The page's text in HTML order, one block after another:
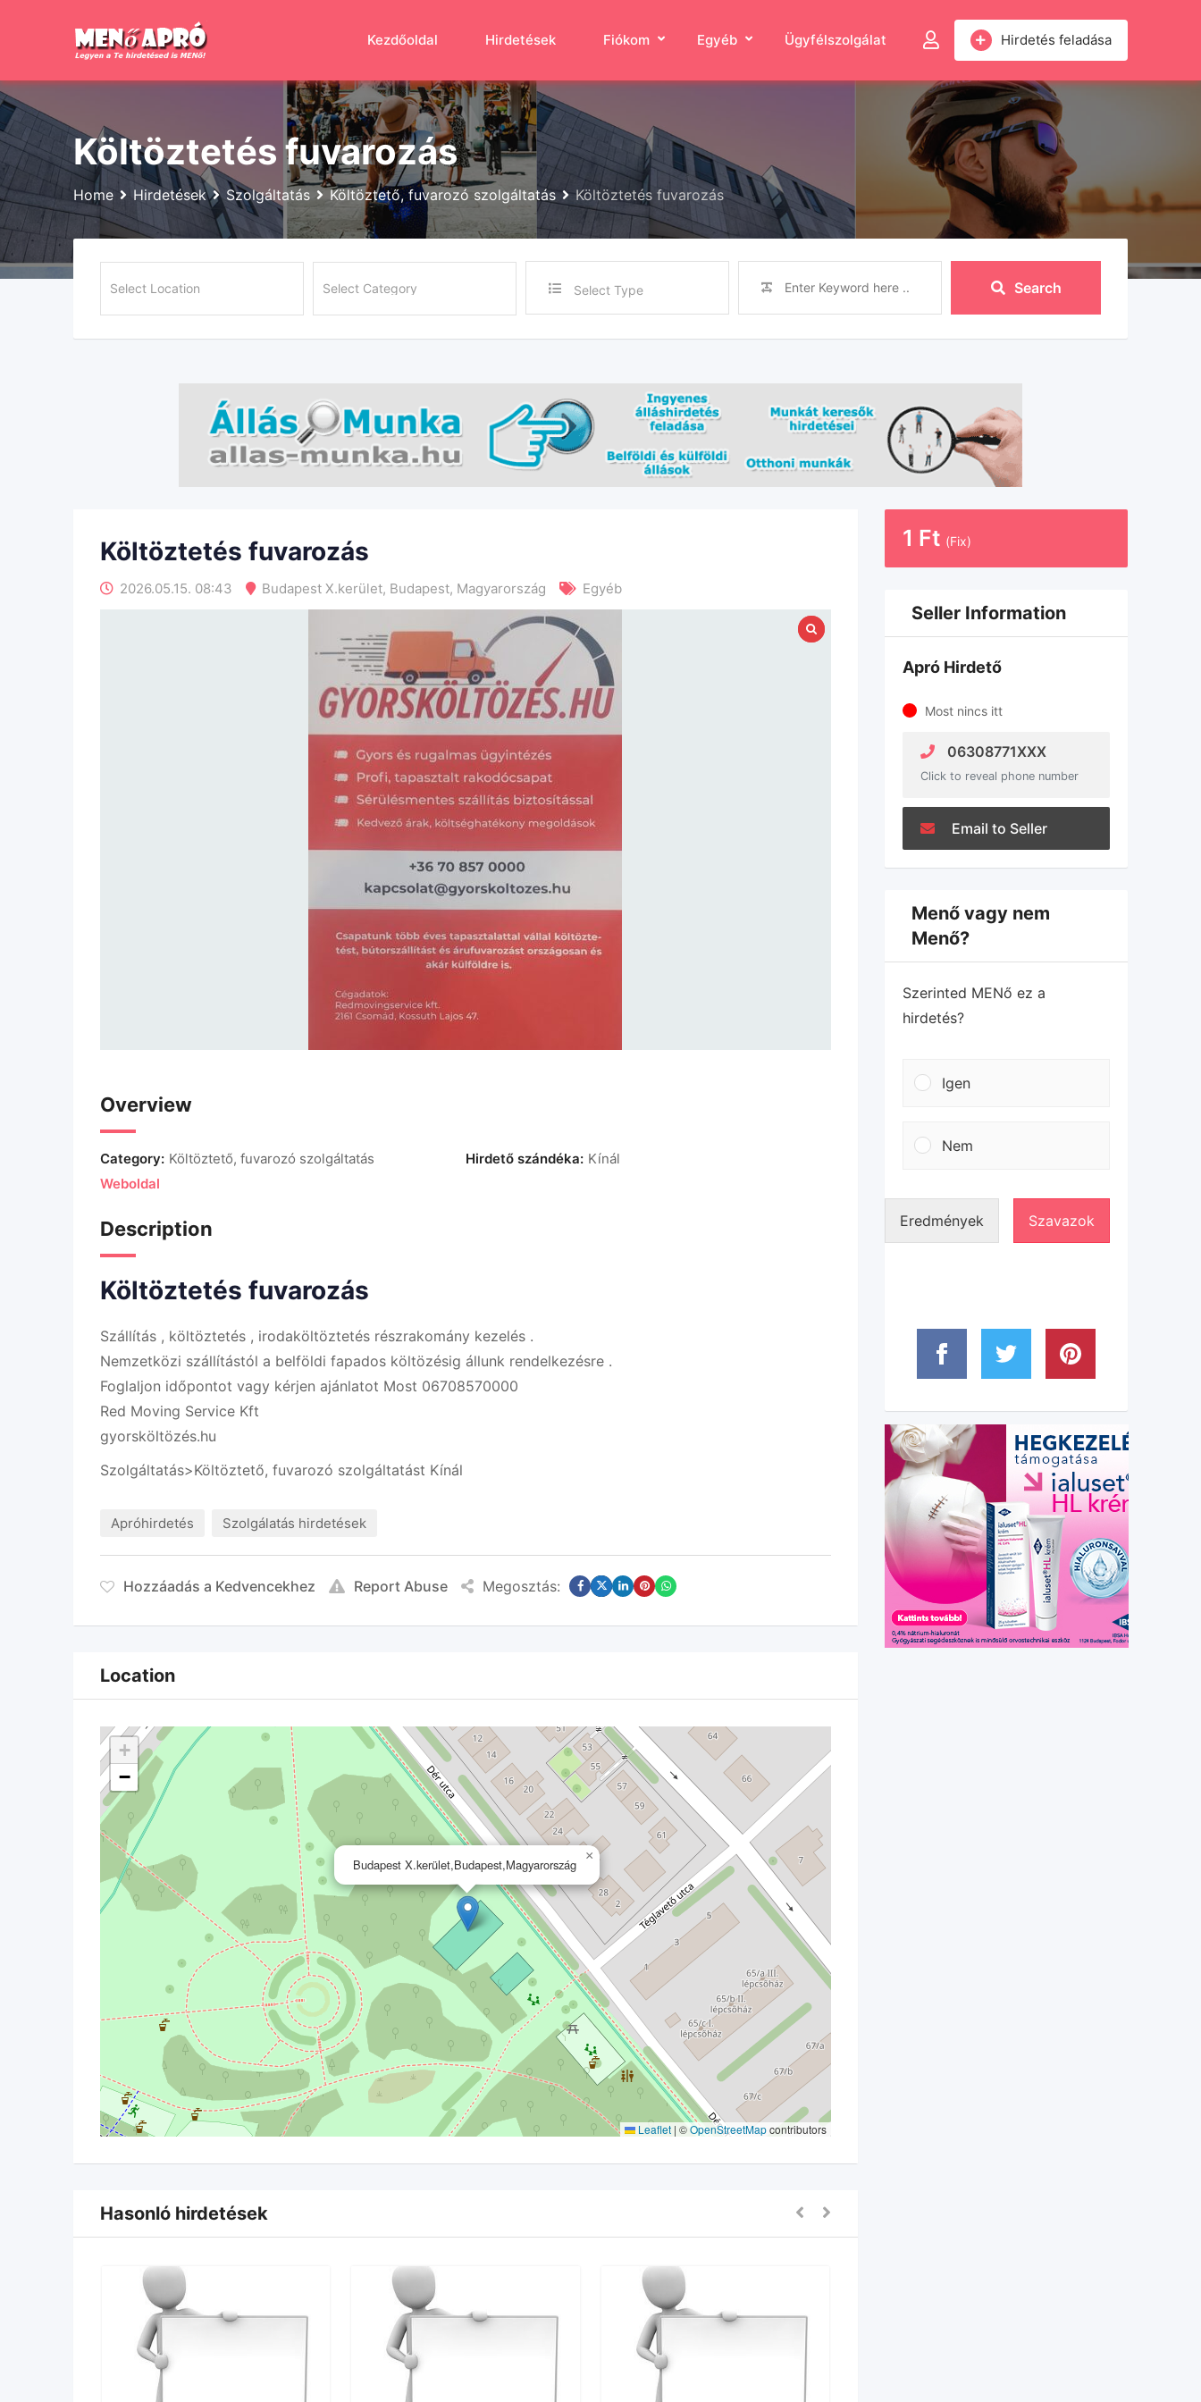
Hirdetés feladása
Kezdőoldal Hirdetések Fiókom Egyéb Ügyfélszolgálat
Költöztetés fuvarozás
Home Hirdetések Szolgáltatás Költöztető, fuvarozó szolgáltatás Költöztetés fuvarozás
Select Type Search
Költöztetés fuvarozás
2026.05.15. 08:43 Budapest X.kerület, Budapest, Magyarország Egyéb
Overview
Category: Költöztető, fuvarozó szolgáltatás Hirdető szándéka: Kínál
Weboldal
Description
Költöztetés fuvarozás
Szállítás , költöztetés , irodaköltöztetés részrakomány kezelés .
Nemzetközi szállítástól a belföldi fapados költözésig állunk rendelkezésre .
Foglaljon időpontot vagy kérjen ajánlatot Most 06708570000
Red Moving Service Kft
gyorsköltözés.hu
Szolgáltatás>Költöztető, fuvarozó szolgáltatást Kínál
Apróhirdetés Szolgálatás hirdetések
Hozzáadás a Kedvencekhez Report Abuse Megosztás:
Location
Budapest X.kerület,Budapest,Magyarország
×
+
−
Leaflet | ©OpenStreetMapcontributors
Hasonló hirdetések
1 Ft (Fix)
Seller Information
Apró Hirdető
Most nincs itt
06308771XXX
Click to reveal phone number
Email to Seller
Menő vagy nem
Menő?
Szerinted MENő ez a
hirdetés?
Igen
Nem
Eredmények Szavazok